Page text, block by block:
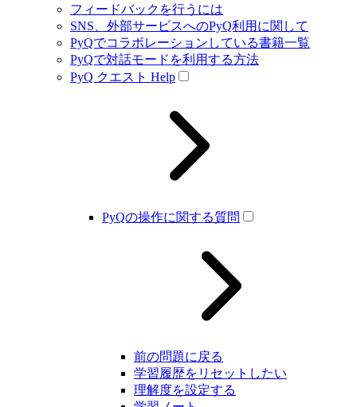
フィードバックを行うには
SNS、外部サービスへのPyQ利用に関して
PyQでコラボレーションしている書籍一覧
PyQで対話モードを利用する方法
PyQ クエスト Help
PyQの操作に関する質問
前の問題に戻る
学習履歴をリセットしたい
理解度を設定する